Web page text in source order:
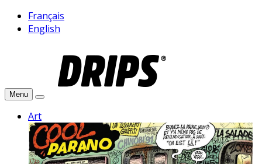
Français
English
Menu
Art